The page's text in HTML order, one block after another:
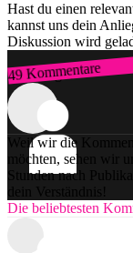
Hast du einen
kannst uns dein
Diskussion wird
49 Kommentare
Zum Login
Weil wir die
möchten, sehen wir
Stunden nach
dein Verständnis!
Die beliebtesten